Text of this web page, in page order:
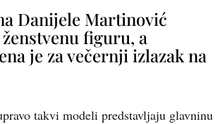
Danijele Martinović
figuru, a
je za večernji izlazak na
takvi modeli predstavljaju glavninu